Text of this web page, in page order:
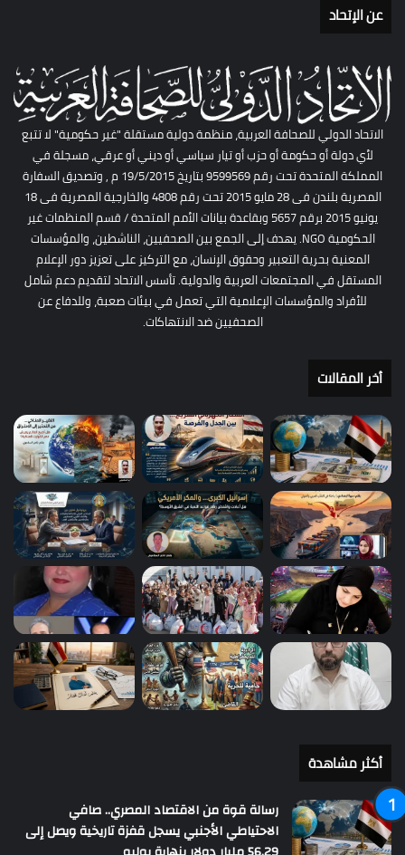
عن الإتحاد
الاتحاد الدولي للصحافة العربية، منظمة دولية مستقلة "غير حكومية" لا تتبع
لأي دولة أو حكومة أو حزب أو تيار سياسي أو ديني أو عرقي، مسجلة في
المملكة المتحدة تحت رقم 9599569 بتاريخ 19/5/2015 م , وتصديق السفارة
المصرية بلندن فى 28 مايو 2015 تحت رقم 4808 والخارجية المصرية فى 18
يونيو 2015 برقم 5657 وبقاعدة بيانات الأمم المتحدة / قسم المنظمات غير
الحكومية NGO. يهدف إلى الجمع بين الصحفيين، الناشطين، والمؤسسات
المعنية بحرية التعبير وحقوق الإنسان، مع التركيز على تعزيز دور الإعلام
المستقل في المجتمعات العربية والدولية. تأسس الاتحاد لتقديم دعم شامل
للأفراد والمؤسسات الإعلامية التي تعمل في بيئات صعبة، وللدفاع عن
الصحفيين ضد الانتهاكات.
أخر المقالات
أكثر مشاهدة
رسالة قوة من الاقتصاد المصري.. صافي
الاحتياطي الأجنبي يسجل قفزة تاريخية ويصل إلى